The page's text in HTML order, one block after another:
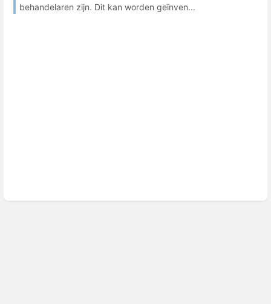
behandelaren zijn. Dit kan worden geïnven...